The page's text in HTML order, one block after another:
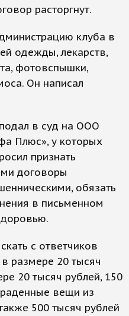
расторгнут.
клуба в
одежды, лекарств,
фотовспышки,
Он написал
в суд на ООО
Плюс», у которых
признать
договоры
обязать
в письменном
с ответчиков
размере 20 тысяч
20 тысяч рублей, 150
вещи из
500 тысяч рублей